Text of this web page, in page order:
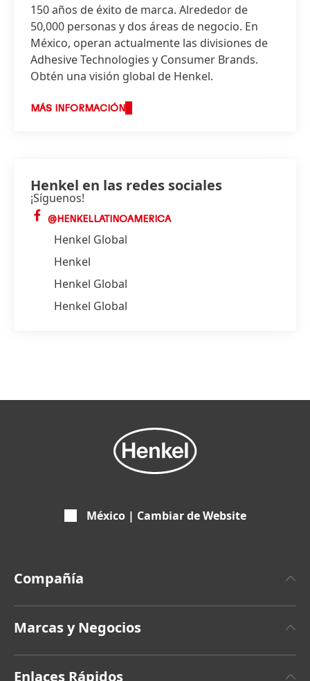
150 años de éxito de marca. Alrededor de
50,000 personas y dos áreas de negocio. En
México, operan actualmente las divisiones de
Adhesive Technologies y Consumer Brands.
Obtén una visión global de Henkel.
MÁS INFORMACIÓN
Henkel en las redes sociales
¡Síguenos!
@HENKELLATINOAMERICA
Henkel Global
Henkel
Henkel Global
Henkel Global
México | Cambiar de Website
Compañía
Datos y Cifras
Marcas y Negocios
Enlaces Rápidos